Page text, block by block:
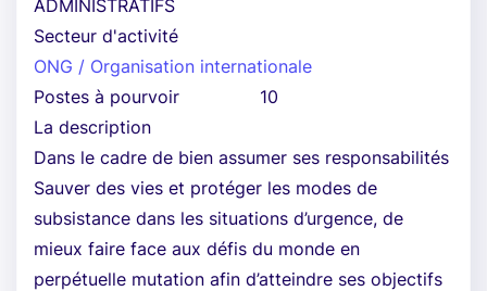
ADMINISTRATIFS
Secteur d'activité
ONG / Organisation internationale
Postes à pourvoir
10
La description
Dans le cadre de bien assumer ses responsabilités
Sauver des vies et protéger les modes de
subsistance dans les situations d’urgence, de
mieux faire face aux défis du monde en
perpétuelle mutation afin d’atteindre ses objectifs